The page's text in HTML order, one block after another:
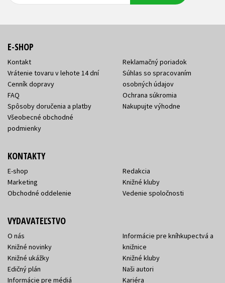
E-SHOP
Kontakt
Vrátenie tovaru v lehote 14 dní
Cenník dopravy
FAQ
Spôsoby doručenia a platby
Všeobecné obchodné
podmienky
Reklamačný poriadok
Súhlas so spracovaním
osobných údajov
Ochrana súkromia
Nakupujte výhodne
KONTAKTY
E-shop
Marketing
Obchodné oddelenie
Redakcia
Knižné kluby
Vedenie spoločnosti
VYDAVATEĽSTVO
O nás
Knižné novinky
Knižné ukážky
Edičný plán
Informácie pre médiá
Informácie pre kníhkupectvá a
knižnice
Knižné kluby
Naši autori
Kariéra